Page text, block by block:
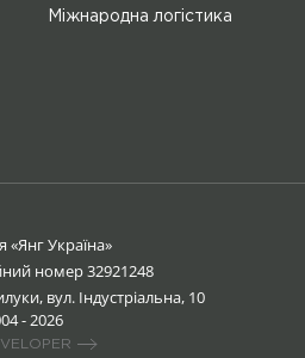
Міжнародна логістика
«Янг Україна»
номер 32921248
вул. Індустріальна, 10
- 2026